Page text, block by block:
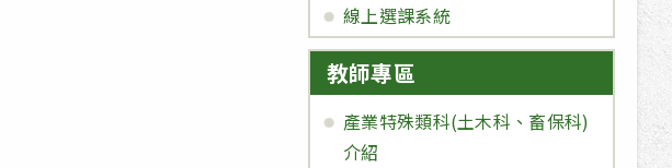
線上選課系統
教師專區
產業特殊類科(土木科、畜保科)
介紹